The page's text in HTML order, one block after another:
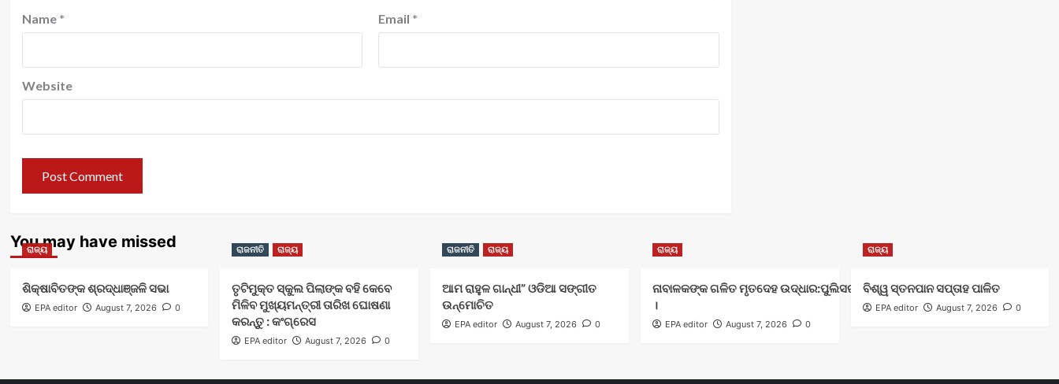
Name * Email *
Website
You may have missed
ରାଜ୍ୟ
ଶିକ୍ଷାବିତଙ୍କ ଶ୍ରଦ୍ଧାଞ୍ଜଳି ସଭା
EPA editor August 7, 2026 0
ରାଜନୀତି ରାଜ୍ୟ
ତୃଟିମୁକ୍ତ ସ୍କୁଲ ପିଲାଙ୍କ ବହି କେବେ
ମିଳିବ ମୁଖ୍ୟମନ୍ତ୍ରୀ ତାରିଖ ଘୋଷଣା
କରନ୍ତୁ : କଂଗ୍ରେସ
EPA editor August 7, 2026 0
ରାଜନୀତି ରାଜ୍ୟ
ଆମ ରାହୁଳ ଗାନ୍ଧୀ” ଓଡିଆ ସଙ୍ଗୀତ
ଉନ୍ମୋଚିତ
EPA editor August 7, 2026 0
ରାଜ୍ୟ
ନାବାଳକଙ୍କ ଗଳିତ ମୃତଦେହ ଉଦ୍ଧାର:ପୁଲିସର ତଦନ୍ତ ଜାରି
।
EPA editor August 7, 2026 0
ରାଜ୍ୟ
ବିଶ୍ୱ ସ୍ତନପାନ ସପ୍ତାହ ପାଳିତ
EPA editor August 7, 2026 0